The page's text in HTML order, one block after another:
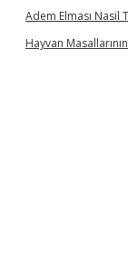
Adem Elması Nasil
Hayvan